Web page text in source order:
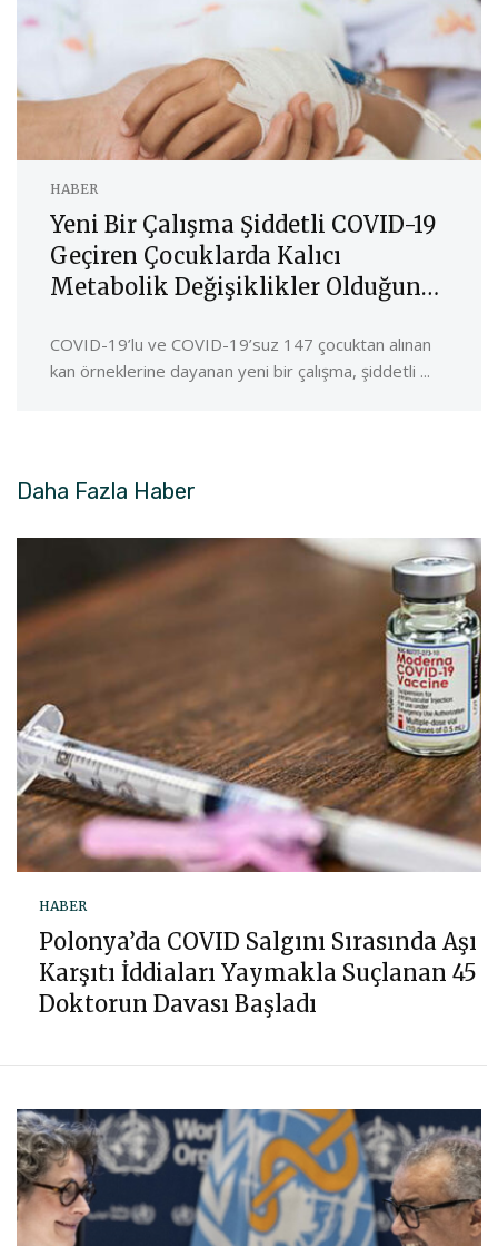
HABER
Yeni Bir Çalışma Şiddetli COVID-19
Geçiren Çocuklarda Kalıcı
Metabolik Değişiklikler Olduğunu
COVID-19’lu ve COVID-19’suz 147 çocuktan alınan
kan örneklerine dayanan yeni bir çalışma, şiddetli ...
Daha Fazla Haber
HABER
Polonya’da COVID Salgını Sırasında Aşı
Karşıtı İddiaları Yaymakla Suçlanan 45
Doktorun Davası Başladı